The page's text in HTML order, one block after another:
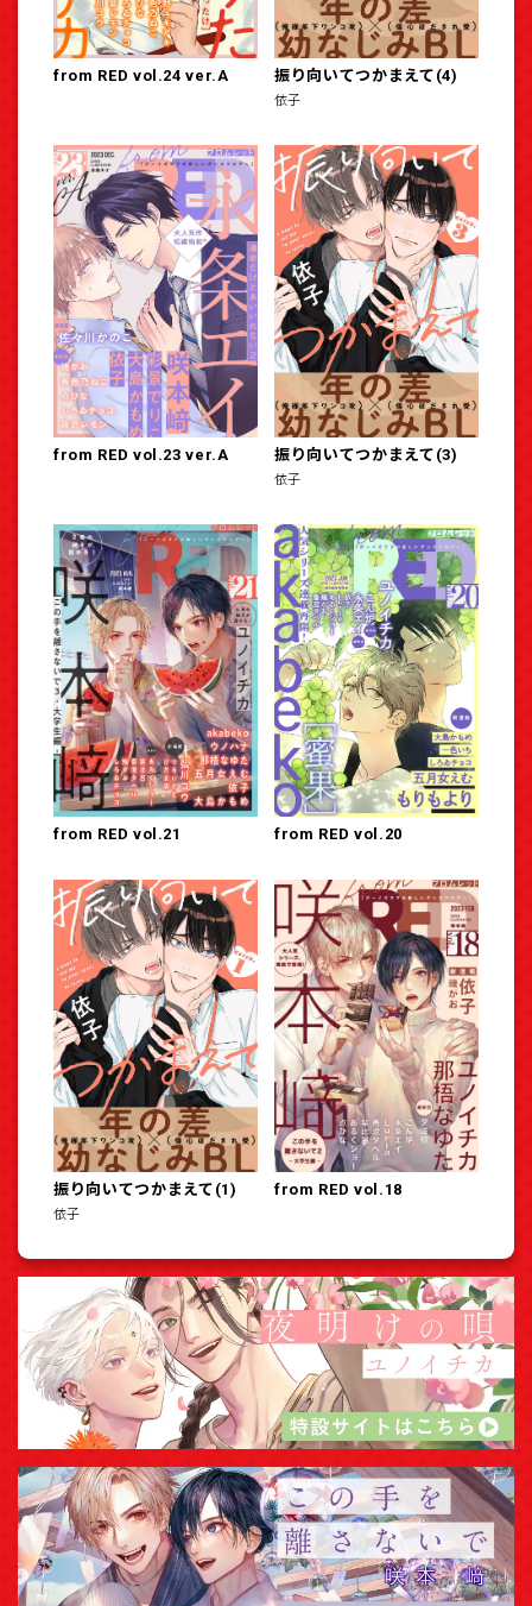
from RED vol.24 ver.A 振り向いてつかまえて(4)
依子
from RED vol.23 ver.A 振り向いてつかまえて(3)
依子
from RED vol.21 from RED vol.20
振り向いてつかまえて(1)
依子
from RED vol.18